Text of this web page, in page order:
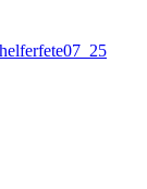
helferfete07_25